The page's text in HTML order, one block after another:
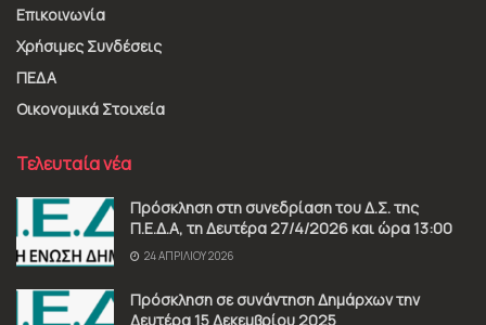
Επικοινωνία
Χρήσιμες Συνδέσεις
ΠΕΔΑ
Οικονομικά Στοιχεία
Τελευταία νέα
Πρόσκληση στη συνεδρίαση του Δ.Σ. της
Π.Ε.Δ.Α, τη Δευτέρα 27/4/2026 και ώρα 13:00
24 ΑΠΡΙΛΊΟΥ 2026
Πρόσκληση σε συνάντηση Δημάρχων την
Δευτέρα 15 Δεκεμβρίου 2025